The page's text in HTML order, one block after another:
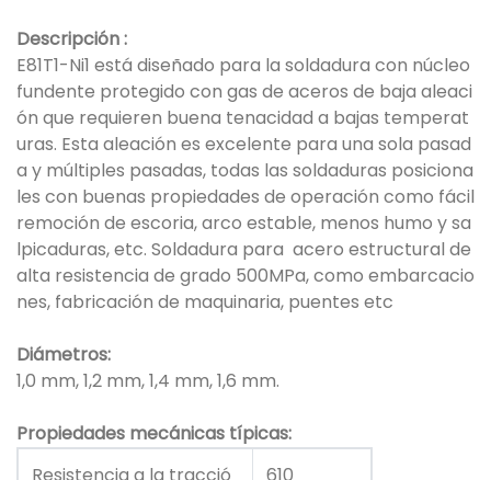
Descripción:
E81T1-Ni1 está diseñado para la soldadura con núcleo
fundente protegido con gas de aceros de baja aleaci
ón que requieren buena tenacidad a bajas temperat
uras. Esta aleación es excelente para una sola pasad
a y múltiples pasadas, todas las soldaduras posiciona
les con buenas propiedades de operación como fácil
remoción de escoria, arco estable, menos humo y sa
lpicaduras, etc. Soldadura para acero estructural de
alta resistencia de grado 500MPa, como embarcacio
nes, fabricación de maquinaria, puentes etc
Diámetros:
1,0 mm, 1,2 mm, 1,4 mm, 1,6 mm.
Propiedades mecánicas típicas:
Resistencia a la tracció
610